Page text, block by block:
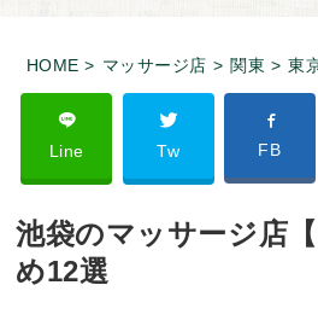
HOME > マッサージ店 > 関東 > 東
Line Tw FB
池袋のマッサージ店
め12選